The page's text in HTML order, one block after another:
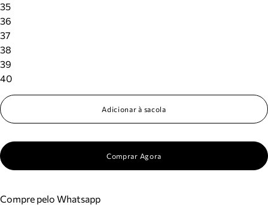
35
36
37
38
39
40
Adicionar à sacola
Comprar Agora
Compre pelo Whatsapp